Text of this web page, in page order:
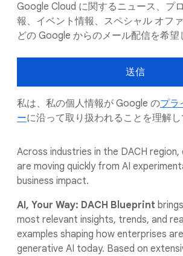
Google Cloud に関するニュース、プ
報、イベント情報、スペシャル オフ
どの Google からのメール配信を希望
送信
私は、私の個人情報が Google のプラ
ーに沿って取り扱われることを理解し
Across industries in the DACH
are moving quickly from AI
business impact.
AI, Your Way: DACH Blueprint
most relevant insights, trends, and
examples shaping how enterprises
generative AI today. Based on